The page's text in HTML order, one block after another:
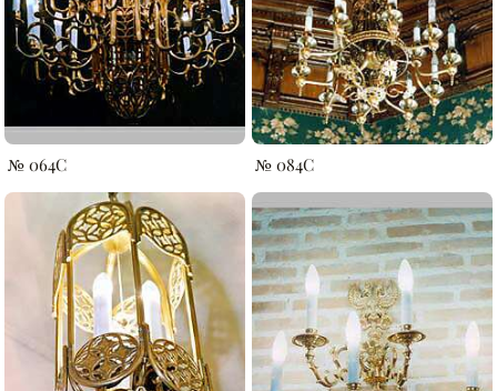
№ 064C № 084C